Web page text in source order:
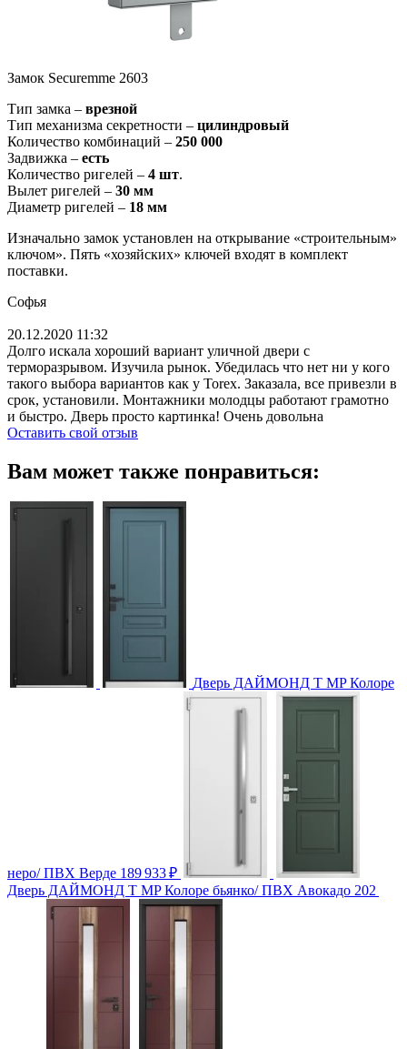
Замок Securemme 2603
Тип замка – врезной
Тип механизма секретности – цилиндровый
Количество комбинаций – 250 000
Задвижка – есть
Количество ригелей – 4 шт.
Вылет ригелей – 30 мм
Диаметр ригелей – 18 мм
Изначально замок установлен на открывание «строительным»
ключом». Пять «хозяйских» ключей входят в комплект
поставки.
Софья
20.12.2020 11:32
Долго искала хороший вариант уличной двери с
терморазрывом. Изучила рынок. Убедилась что нет ни у кого
такого выбора вариантов как у Torex. Заказала, все привезли в
срок, установили. Монтажники молодцы работают грамотно
и быстро. Дверь просто картинка! Очень довольна
Оставить свой отзыв
Вам может также понравиться:
Дверь ДАЙМОНД T MP Колоре
неро/ ПВХ Верде 189 933₽
Дверь ДАЙМОНД T MP Колоре бьянко/ ПВХ Авокадо 202